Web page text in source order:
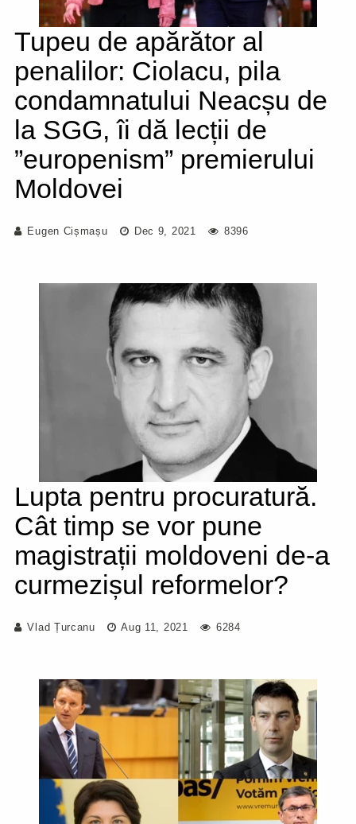
Tupeu de apărător al
penalilor: Ciolacu, pila
condamnatului Neacșu de
la SGG, îi dă lecții de
”europenism” premierului
Moldovei
Eugen Cișmașu Dec 9, 2021 8396
Lupta pentru procuratură.
Cât timp se vor pune
magistrații moldoveni de-a
curmezișul reformelor?
Vlad Țurcanu Aug 11, 2021 6284